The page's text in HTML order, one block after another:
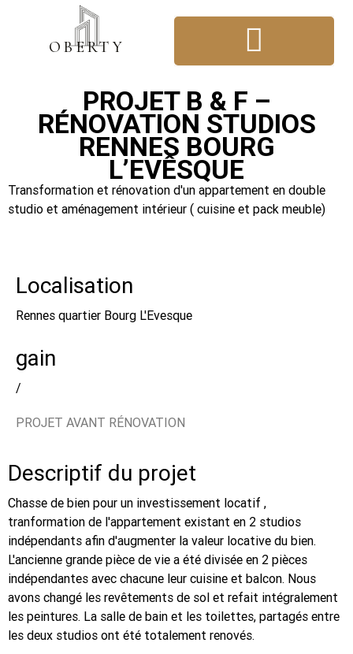
OBERT Y
PROJET B & F –
RÉNOVATION STUDIOS
RENNES BOURG
L’EVÊSQUE
Transformation et rénovation d'un appartement en double
studio et aménagement intérieur ( cuisine et pack meuble)
Localisation
Rennes quartier Bourg L'Evesque
gain
/
PROJET AVANT RÉNOVATION
Descriptif du projet
Chasse de bien pour un investissement locatif ,
tranformation de l'appartement existant en 2 studios
indépendants afin d'augmenter la valeur locative du bien.
L'ancienne grande pièce de vie a été divisée en 2 pièces
indépendantes avec chacune leur cuisine et balcon. Nous
avons changé les revêtements de sol et refait intégralement
les peintures. La salle de bain et les toilettes, partagés entre
les deux studios ont été totalement renovés.